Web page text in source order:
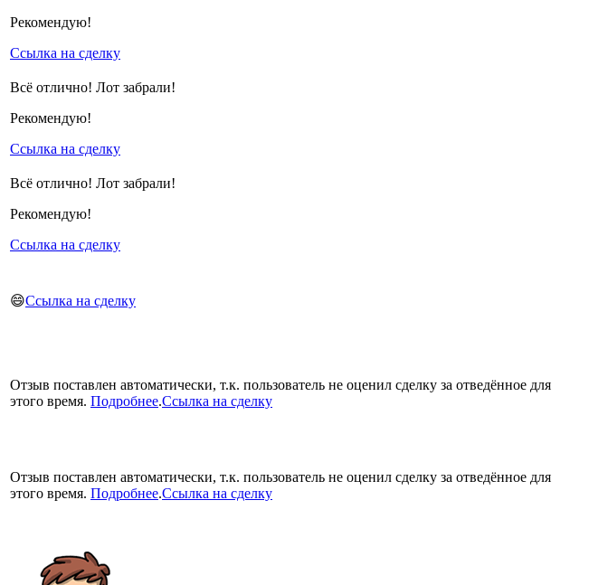
Рекомендую!
Ссылка на сделку
Всё отлично! Лот забрали!
Рекомендую!
Ссылка на сделку
Всё отлично! Лот забрали!
Рекомендую!
Ссылка на сделку
😄Ссылка на сделку
Отзыв поставлен автоматически, т.к. пользователь не оценил сделку за отведённое для
этого время. Подробнее.Ссылка на сделку
Отзыв поставлен автоматически, т.к. пользователь не оценил сделку за отведённое для
этого время. Подробнее.Ссылка на сделку